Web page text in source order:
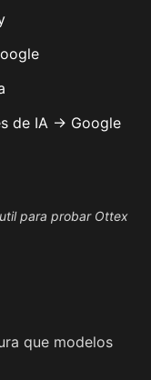
de IA → Google
para probar Ottex
que modelos